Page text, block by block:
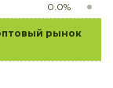
0.0%
рынок